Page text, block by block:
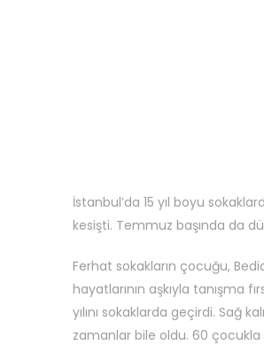
İstanbul’da 15 yıl boyu
kesişti. Temmuz başında da
Ferhat sokakların çocuğu,
hayatlarının aşkıyla tanışma
yılını sokaklarda geçirdi. Sağ
zamanlar bile oldu. 60 çocukla